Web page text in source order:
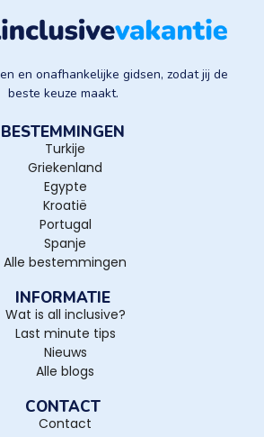
en onafhankelijke gidsen, zodat jij de
beste keuze maakt.
BESTEMMINGEN
Turkije
Griekenland
Egypte
Kroatië
Portugal
Spanje
Alle bestemmingen
INFORMATIE
Wat is all inclusive?
Last minute tips
Nieuws
Alle blogs
CONTACT
Contact